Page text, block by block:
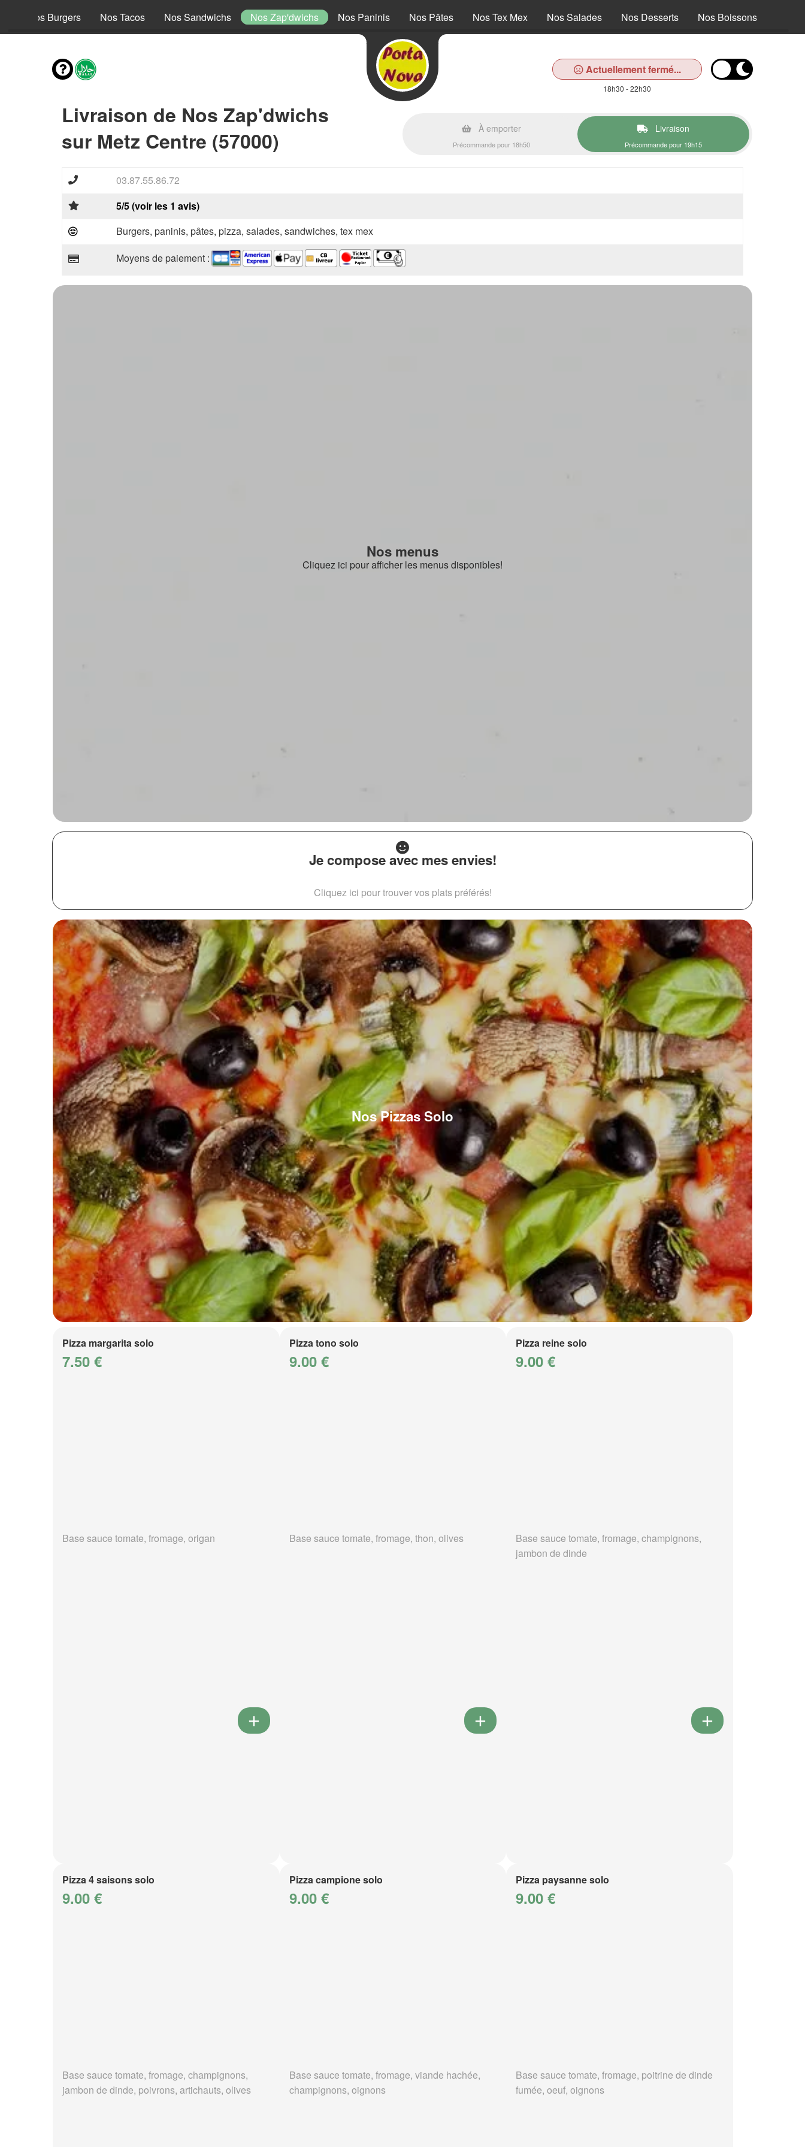
Nos Burgers Nos Tacos Nos Sandwichs Nos Zap'dwichs Nos Paninis Nos Pâtes Nos Tex Mex Nos Salades Nos Desserts Nos Boissons
Actuellement fermé...
18h30 - 22h30
Livraison de Nos Zap'dwichs
sur Metz Centre (57000)
À emporter
Précommande pour 18h50
Livraison
Précommande pour 19h15
03.87.55.86.72
5/5 (voir les 1 avis)
Burgers, paninis, pâtes, pizza, salades, sandwiches, tex mex
Moyens de paiement :
Nos menus
Cliquez ici pour afficher les menus disponibles!
Je compose avec mes envies!
Cliquez ici pour trouver vos plats préférés!
Nos Pizzas Solo
Pizza margarita solo
7.50 €
Base sauce tomate, fromage, origan
Pizza tono solo
9.00 €
Base sauce tomate, fromage, thon, olives
Pizza reine solo
9.00 €
Base sauce tomate, fromage, champignons,
jambon de dinde
Pizza 4 saisons solo
9.00 €
Base sauce tomate, fromage, champignons,
jambon de dinde, poivrons, artichauts, olives
Pizza campione solo
9.00 €
Base sauce tomate, fromage, viande hachée,
champignons, oignons
Pizza paysanne solo
9.00 €
Base sauce tomate, fromage, poitrine de dinde
fumée, oeuf, oignons